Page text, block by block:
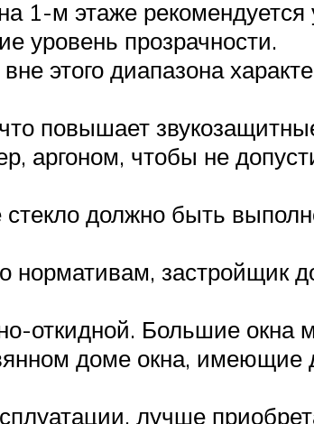
1-м этаже рекомендуется
уровень прозрачности.
этого диапазона
повышает
аргоном, чтобы не
должно быть
застройщик
откидной. Большие окна
доме окна, имеющие
лучше